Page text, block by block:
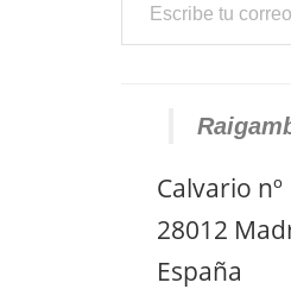
Calvario
28012
España